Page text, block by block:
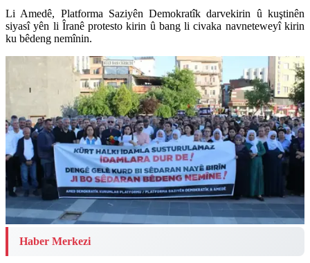
Li Amedê, Platforma Saziyên Demokratîk darvekirin û kuştinên
siyasî yên li Îranê protesto kirin û bang li civaka navneteweyî kirin
ku bêdeng nemînin.
Haber Merkezi